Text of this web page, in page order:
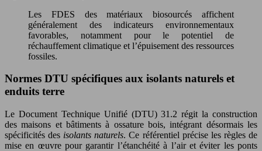
Les FDES des matériaux biosourcés affichent
généralement des indicateurs environnementaux
favorables, notamment pour le potentiel de
réchauffement climatique et l’épuisement des ressources
fossiles.
Normes DTU spécifiques aux isolants naturels et
enduits terre
Le Document Technique Unifié (DTU) 31.2 régit la construction
des maisons et bâtiments à ossature bois, intégrant désormais les
spécificités des isolants naturels. Ce référentiel précise les règles de
mise en œuvre pour garantir l’étanchéité à l’air et éviter les ponts